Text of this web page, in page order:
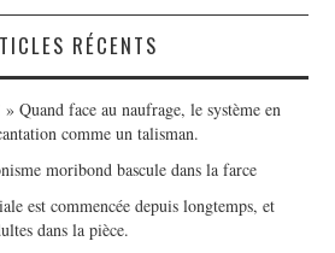
RÉCENTS
» Quand face au naufrage, le système en
comme un talisman.
moribond bascule dans la farce
est commencée depuis longtemps, et
dans la pièce.